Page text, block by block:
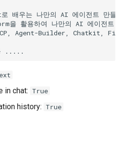
in chat: True
history: True